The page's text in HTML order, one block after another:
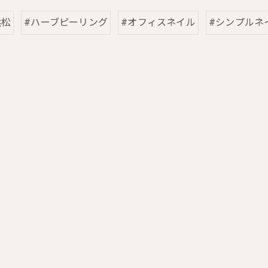
#ハーブピーリング #オフィスネイル #シンプルネ